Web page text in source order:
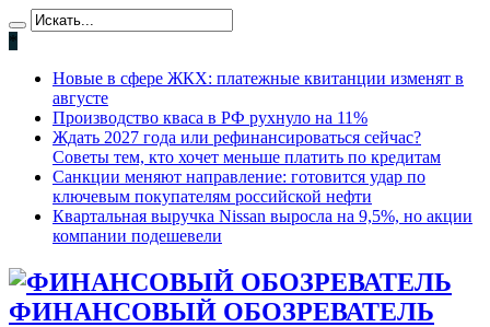
*
Новые в сфере ЖКХ: платежные квитанции изменят в
августе
Производство кваса в РФ рухнуло на 11%
Ждать 2027 года или рефинансироваться сейчас?
Советы тем, кто хочет меньше платить по кредитам
Санкции меняют направление: готовится удар по
ключевым покупателям российской нефти
Квартальная выручка Nissan выросла на 9,5%, но акции
компании подешевели
ФИНАНСОВЫЙ ОБОЗРЕВАТЕЛЬ